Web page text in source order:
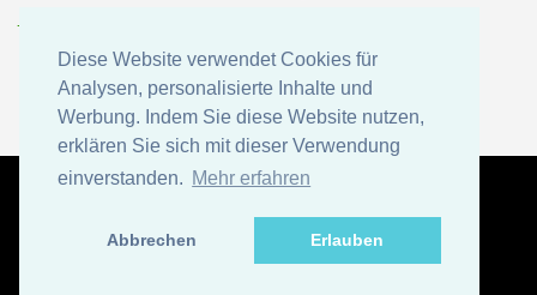
Diese Website verwendet Cookies für
Analysen, personalisierte Inhalte und
Werbung. Indem Sie diese Website nutzen,
erklären Sie sich mit dieser Verwendung
einverstanden. Mehr erfahren
Abbrechen Erlauben
Diese Website verwendet Cookies für
Analysen, personalisierte Inhalte und
Werbung. Indem Sie diese Website nutzen,
erklären Sie sich mit dieser Verwendung
einverstanden. Mehr erfahren
Abbrechen Erlauben
© 2012 Fabian Merz | Design:TEMPLATEDImages:
CC0)